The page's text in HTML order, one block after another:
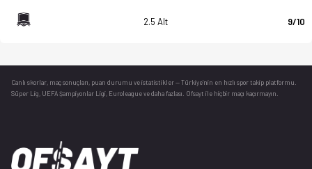
2.5 Alt 9/10
Canlı skorlar , maç sonuçları, puan durumu ve istatistikler — Türkiye’nin en hızlı spor takip platformu.
Süper Lig, UEFA Şampiyonlar Ligi, Euroleague ve daha fazlası. Ofsayt ile hiçbir maçı kaçırmayın.